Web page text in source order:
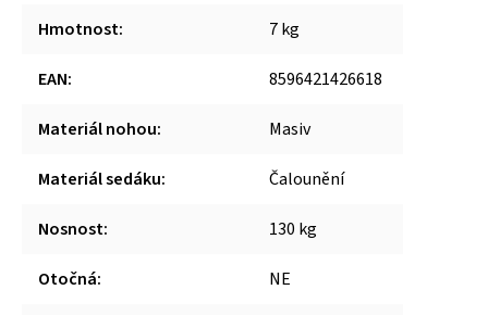
Hmotnost: 7 kg
EAN: 8596421426618
Materiál nohou: Masiv
Materiál sedáku: Čalounění
Nosnost: 130 kg
Otočná: NE